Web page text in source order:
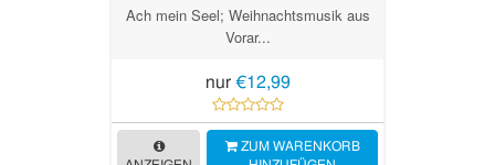
Ach mein Seel; Weihnachtsmusik aus
Vorar...
nur €12,99
ZUM WARENKORB